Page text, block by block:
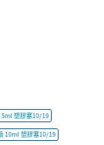
5ml 塑膠塞10/19
10ml 塑膠塞10/19